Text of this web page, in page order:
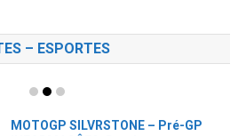
– ESPORTES
MOTOGP SILVRSTONE – Pré-GP